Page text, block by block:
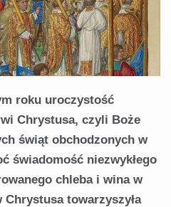
roku uroczystość
Chrystusa, czyli Boże
świąt obchodzonych w
świadomość niezwykłego
chleba i wina w
Chrystusa towarzyszyła